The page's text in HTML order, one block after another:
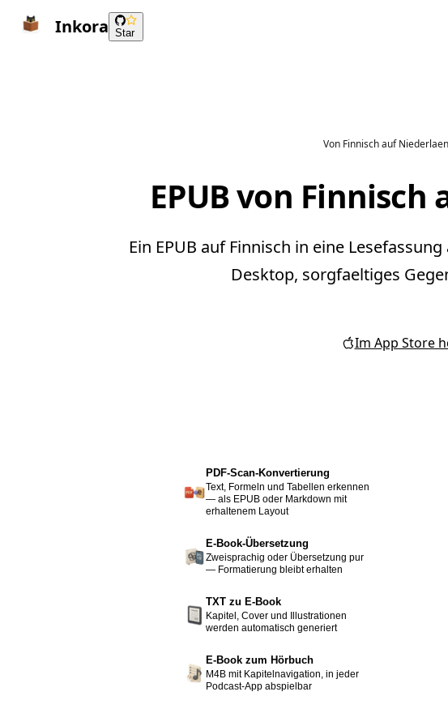
Inkora Star
Von Finnisch auf
EPUB von
Ein EPUB auf Finnisch in eine
Desktop, sorgfaeltiges
Im App Store
PDF-Scan-Konvertierung
Text, Formeln und Tabellen erkennen
— als EPUB oder Markdown mit
erhaltenem Layout
E-Book-Übersetzung
Zweisprachig oder Übersetzung pur
— Formatierung bleibt erhalten
TXT zu E-Book
Kapitel, Cover und Illustrationen
werden automatisch generiert
E-Book zum Hörbuch
M4B mit Kapitelnavigation, in jeder
Podcast-App abspielbar